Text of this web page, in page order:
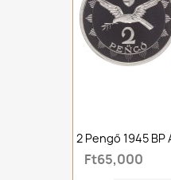
2 Pengő 1945
Ft65,000